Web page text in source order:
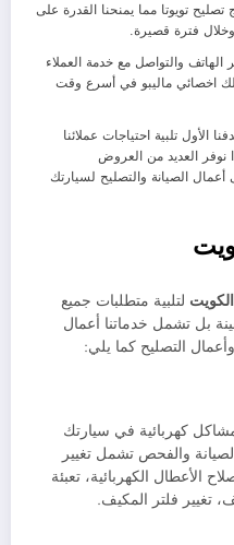
تويوتا مما يمنحنا القدرة على
فترة قصيرة.
والتواصل مع خدمة العملاء
اخصائي ماليبو في أسرع وقت
تلبية احتياجات عملائنا
العديد من العروض
الصيانة والتصليح لسيارتك
لتلبية متطلبات جميع
بل تشمل خدماتنا أعمال
التصليح كما يلي:
كهربائية في سيارتك
والفحص تشمل تغيير
الأعطال الكهربائية، تعبئة
تغيير فلتر المكيف.